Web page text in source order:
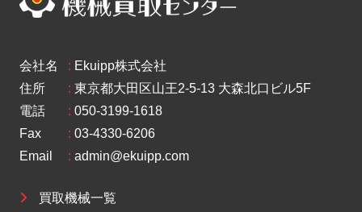
会社名 : Ekuipp株式会社
住所
: 東京都大田区山王2-5-13 大森北口ビル5F
電話
: 050-3199-1618
Fax
: 03-4330-6206
Email
: admin@ekuipp.com
買取機械一覧